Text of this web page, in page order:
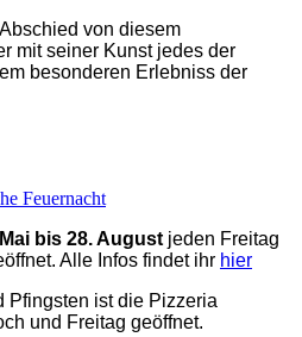
von diesem
mit seiner Kunst jedes der
besonderen Erlebniss der
Feuernacht
bis 28. August jeden Freitag
Alle Infos findet ihr hier
Pfingsten ist die Pizzeria
und Freitag geöffnet.